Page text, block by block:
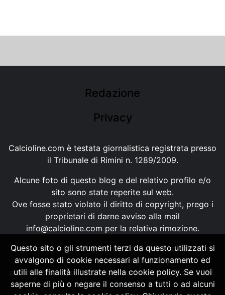
Redazione
Privacy
Calcioline.com è testata giornalistica registrata presso
il Tribunale di Rimini n. 1289/2009.
Alcune foto di questo blog e del relativo profilo e/o
sito sono state reperite sul web.
Ove fosse stato violato il diritto di copyright, prego i
proprietari di darne avviso alla mail
info@calcioline.com per la relativa rimozione.
Ogni testo e foto di proprietà di Calcioline.com non
possono essere copiati o riprodotti, senza
autorizzazione, ai sensi della normativa n.29 del 2001.
Questo sito o gli strumenti terzi da questo utilizzati si
avvalgono di cookie necessari al funzionamento ed
utili alle finalità illustrate nella cookie policy. Se vuoi
saperne di più o negare il consenso a tutti o ad alcuni